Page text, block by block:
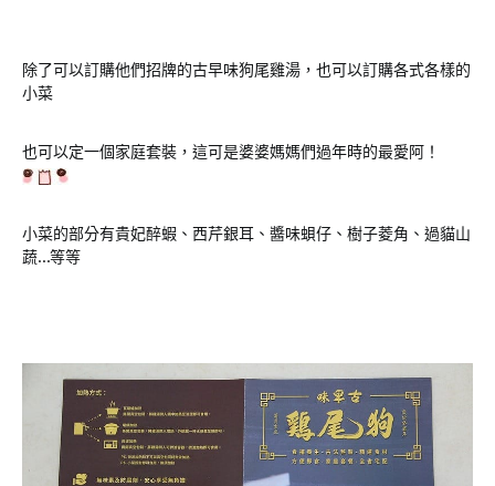
除了可以訂購他們招牌的古早味狗尾雞湯，也可以訂購各式各樣的
小菜
也可以定一個家庭套裝，這可是婆婆媽媽們過年時的最愛阿！
小菜的部分有貴妃醉蝦、西芹銀耳、醬味蛽仔、樹子菱角、過貓山
蔬…等等